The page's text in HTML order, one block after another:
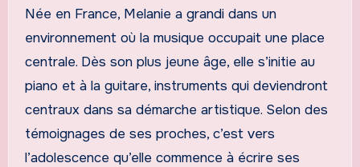
Née en France, Melanie a grandi dans un
environnement où la musique occupait une place
centrale. Dès son plus jeune âge, elle s’initie au
piano et à la guitare, instruments qui deviendront
centraux dans sa démarche artistique. Selon des
témoignages de ses proches, c’est vers
l’adolescence qu’elle commence à écrire ses